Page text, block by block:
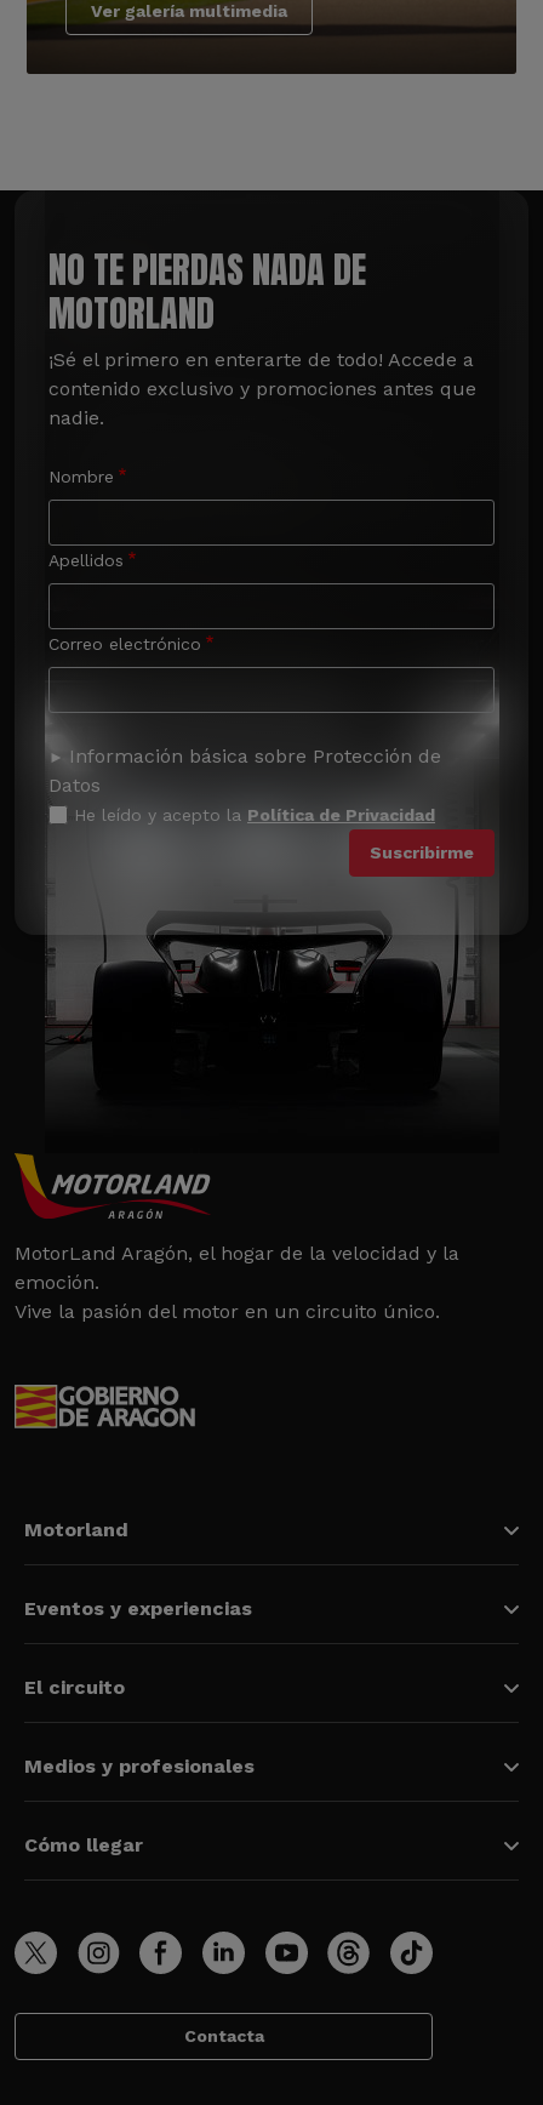
Ver galería multimedia
NO TE PIERDAS NADA DE
MOTORLAND
¡Sé el primero en enterarte de todo! Accede a
contenido exclusivo y promociones antes que
nadie.
Nombre
Apellidos
Correo electrónico
Información básica sobre Protección de
Datos
He leído y acepto la Política de Privacidad
MotorLand Aragón, el hogar de la velocidad y la
emoción.
Vive la pasión del motor en un circuito único.
Motorland
Eventos y experiencias
El circuito
Medios y profesionales
Cómo llegar
Contacta